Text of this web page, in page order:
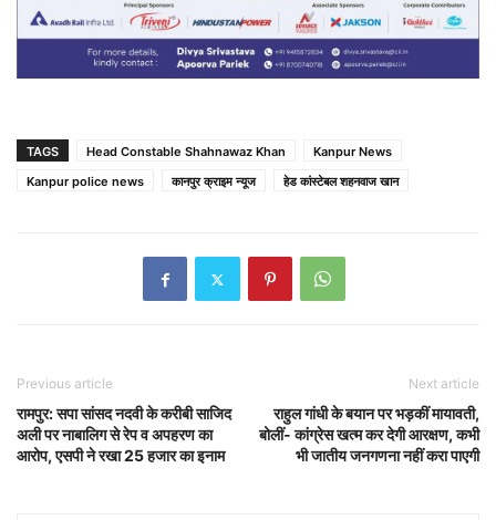
TAGS Head Constable Shahnawaz Khan
Kanpur News
Kanpur police news
कानपुर क्राइम न्यूज हेड कांस्टेबल शहनवाज खान
Previous article
रामपुर: सपा सांसद नदवी के करीबी साजिद
अली पर नाबालिग से रेप व अपहरण का
आरोप, एसपी ने रखा 25 हजार का इनाम
Next article
राहुल गांधी के बयान पर भड़कीं मायावती,
बोलीं- कांग्रेस खत्म कर देगी आरक्षण, कभी
भी जातीय जनगणना नहीं करा पाएगी